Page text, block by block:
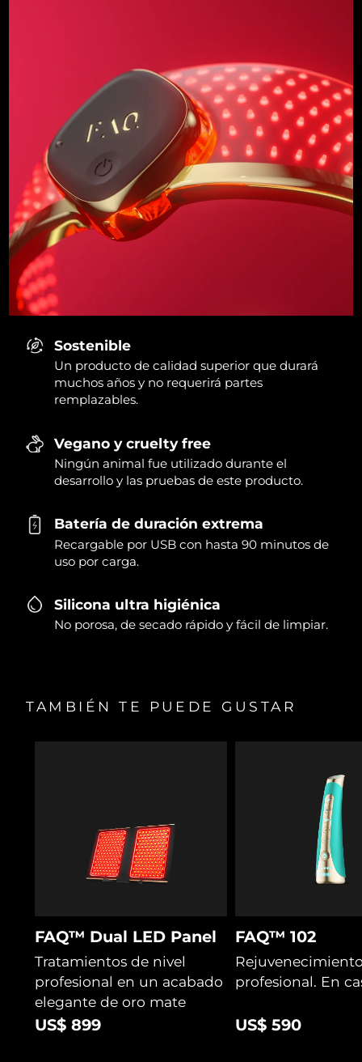
Sostenible
Un producto de calidad superior que durará
muchos años y no requerirá partes
remplazables.
Vegano y cruelty free
Ningún animal fue utilizado durante el
desarrollo y las pruebas de este producto.
Batería de duración extrema
Recargable por USB con hasta 90 minutos de
uso por carga.
Silicona ultra higiénica
No porosa, de secado rápido y fácil de limpiar.
TAMBIÉN TE PUEDE GUSTAR
FAQ™ Dual LED Panel
Tratamientos de nivel
profesional en un acabado
elegante de oro mate
US$ 899
FAQ™ 102
profesional. En
US$ 590